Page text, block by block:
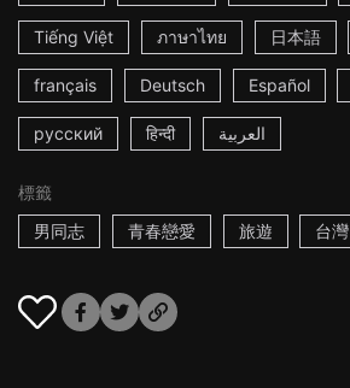
Tiếng Việt ภาษาไทย 日本語
français Deutsch Español
русский हिन्दी العربية
標籤
男同志
青春戀愛 旅遊 台灣